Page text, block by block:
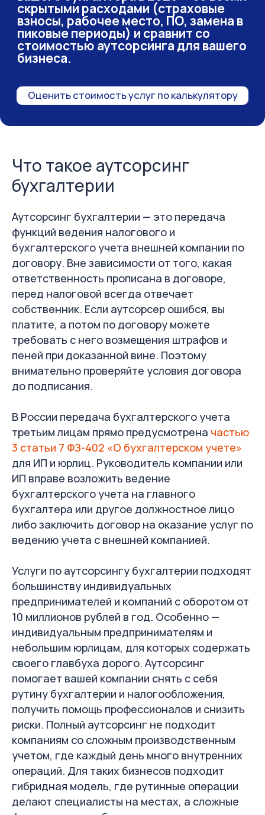
Что такое аутсорсинг
бухгалтерии
Аутсорсинг бухгалтерии — это передача
функций ведения налогового и
бухгалтерского учета внешней компании по
договору. Вне зависимости от того, какая
ответственность прописана в договоре,
перед налоговой всегда отвечает
собственник. Если аутсорсер ошибся, вы
платите, а потом по договору можете
требовать с него возмещения штрафов и
пеней при доказанной вине. Поэтому
внимательно проверяйте условия договора
до подписания.
В России передача бухгалтерского учета
третьим лицам прямо предусмотрена частью
3 статьи 7 ФЗ-402 «О бухгалтерском учете»
для ИП и юрлиц. Руководитель компании или
ИП вправе возложить ведение
бухгалтерского учета на главного
бухгалтера или другое должностное лицо
либо заключить договор на оказание услуг по
ведению учета с внешней компанией.
Услуги по аутсорсингу бухгалтерии подходят
большинству индивидуальных
предпринимателей и компаний с оборотом от
10 миллионов рублей в год. Особенно —
индивидуальным предпринимателям и
небольшим юрлицам, для которых содержать
своего главбуха дорого. Аутсорсинг
помогает вашей компании снять с себя
рутину бухгалтерии и налогообложения,
получить помощь профессионалов и снизить
риски. Полный аутсорсинг не подходит
компаниям со сложным производственным
учетом, где каждый день много внутренних
операций. Для таких бизнесов подходит
гибридная модель, где рутинные операции
делают специалисты на местах, а сложные
Подписывайтесь!
Рассказываем, как уменьшить налоги,
защитить бизнес от ФНС и эффективно
управлять бухгалтерией.
Email-рассылка
Telegram-канал